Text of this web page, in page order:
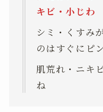
キビ・小じわ
シミ・くすみ
のはすぐにピ
肌荒れ・ニキ
ね